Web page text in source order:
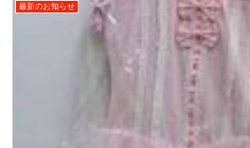
最新のお知らせ